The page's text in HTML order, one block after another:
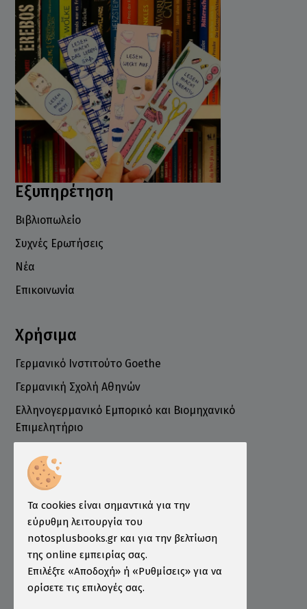
Εξυπηρέτηση
Βιβλιοπωλείο
Συχνές Ερωτήσεις
Νέα
Επικοινωνία
Χρήσιμα
Γερμανικό Ινστιτούτο Goethe
Γερμανική Σχολή Αθηνών
Ελληνογερμανικό Εμπορικό και Βιομηχανικό
Επιμελητήριο
Πληροφορίες
Τρόποι Πληρωμής
Τρόποι Αποστολής
Εγγύηση - Επιστροφές
Όροι χρήσης
Τα cookies είναι σημαντικά για την
εύρυθμη λειτουργία του
notosplusbooks.gr και για την βελτίωση
της online εμπειρίας σας.
Επιλέξτε «Αποδοχή» ή «Ρυθμίσεις» για να
ορίσετε τις επιλογές σας.